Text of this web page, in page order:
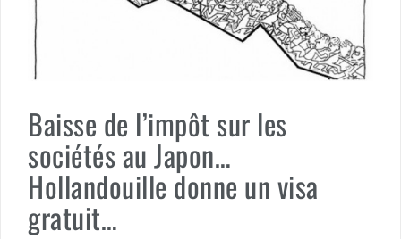
Baisse de l’impôt sur les
sociétés au Japon…
Hollandouille donne un visa
gratuit…